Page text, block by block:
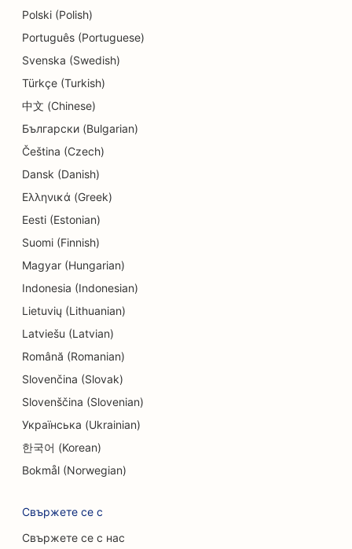
SEO за детски градини
SEO оптимизация за стоматологични клиники
SEO за ресторанти
SEO оптимизация за магазини за кексчета
SEO оптимизация за услуги за образование и
SEO за магазини за понички
SEO за електротехници
SEO за химическо чистене
SEO за магазини за електроника
SEO за инженерни фирми
SEO за ендодонтите
SEO за развлечения и отдих
EO за етнически ресторанти
Polski (Polish)
Português (Portuguese)
Svenska (Swedish)
Türkçe (Turkish)
中文 (Chinese)
Български (Bulgarian)
Čeština (Czech)
Dansk (Danish)
Ελληνικά (Greek)
Eesti (Estonian)
Suomi (Finnish)
Magyar (Hungarian)
Indonesia (Indonesian)
Lietuvių (Lithuanian)
Latviešu (Latvian)
Română (Romanian)
Slovenčina (Slovak)
Slovenščina (Slovenian)
Українська (Ukrainian)
한국어 (Korean)
Bokmål (Norwegian)
Свържете се с
Свържете се с нас